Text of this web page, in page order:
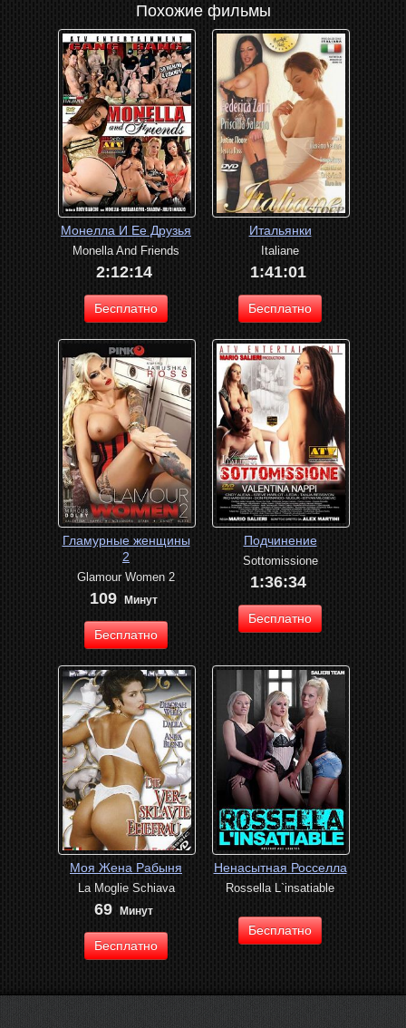
Похожие фильмы
Монелла И Ее Друзья
Monella And Friends
2:12:14
Бесплатно
Итальянки
Italiane
1:41:01
Бесплатно
Гламурные женщины
2
Glamour Women 2
109 Минут
Бесплатно
Подчинение
Sottomissione
1:36:34
Бесплатно
Моя Жена Рабыня
La Moglie Schiava
69 Минут
Бесплатно
Ненасытная Росселла
Rossella L`insatiable
Бесплатно